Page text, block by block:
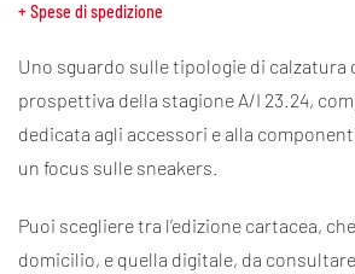
+ Spese di spedizione
Uno sguardo sulle tipologie di calzatura
prospettiva della stagione A/I 23.24,
dedicata agli accessori e alla
un focus sulle sneakers.
Puoi scegliere tra l’edizione cartacea,
domicilio, e quella digitale, da